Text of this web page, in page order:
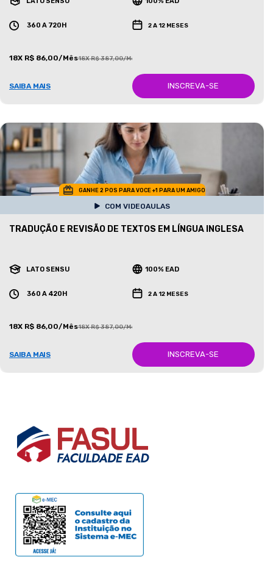
360 A 720H 2 A 12 MESES
18X R$ 86,00/Mês18X R$ 387,00/Mês
SAIBA MAIS INSCREVA-SE
GANHE 2 POS PARA VOCE +1 PARA UM AMIGO
COM VIDEOAULAS
TRADUÇÃO E REVISÃO DE TEXTOS EM LÍNGUA INGLESA
LATO SENSU 100% EAD
360 A 420H 2 A 12 MESES
18X R$ 86,00/Mês18X R$ 387,00/Mês
SAIBA MAIS INSCREVA-SE